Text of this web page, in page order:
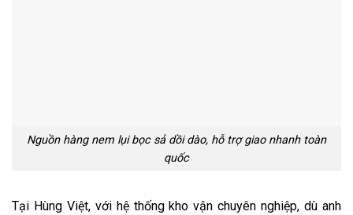
Nguồn hàng nem lụi bọc sả dồi dào, hỗ trợ giao nhanh toàn
quốc
Tại Hùng Việt, với hệ thống kho vận chuyên nghiệp, dù anh